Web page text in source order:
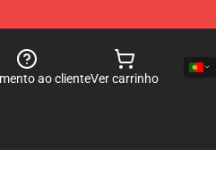
ao clienteVer carrinho